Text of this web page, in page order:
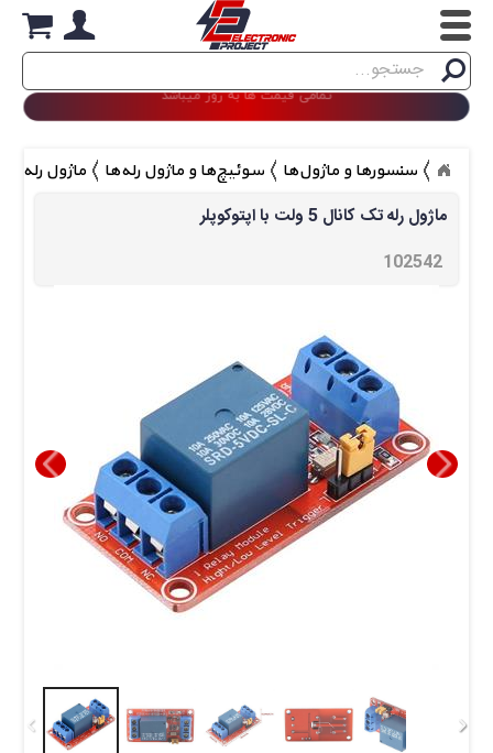
Search
جستجو تمامی قیمت ها به روز میباشد
سنسورها و ماژول‌ها سوئیچ‌ها و ماژول رله‌ها ماژول رله تک کانال 5
ماژول رله تک کانال 5 ولت با اپتوکوپلر
102542